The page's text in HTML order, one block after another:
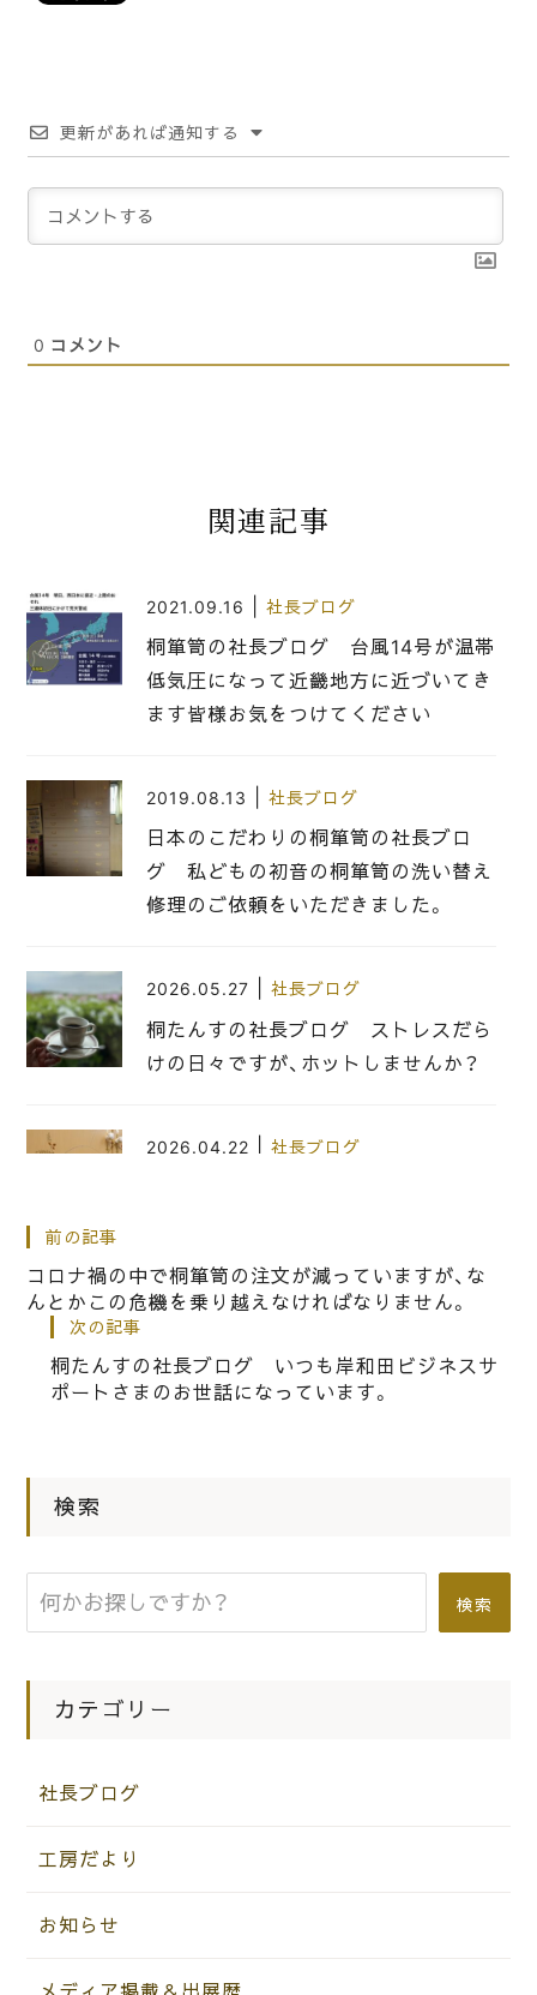
更新があれば通知する
0 コメント
関連記事
2021.09.16 社長ブログ
桐箪笥の社長ブログ 台風14号が温帯
低気圧になって近畿地方に近づいてき
ます皆様お気をつけてください
2019.08.13 社長ブログ
日本のこだわりの桐箪笥の社長ブロ
グ 私どもの初音の桐箪笥の洗い替え
修理のご依頼をいただきました。
2026.05.27 社長ブログ
桐たんすの社長ブログ ストレスだら
けの日々ですが、ホットしませんか？
2026.04.22 社長ブログ
2020.01.31|社長ブログ
の岸和田にもほんとうに家具店が無く
のカメラマンもこだわりの足袋（たび）
をはいていました。
前の記事
コロナ禍の中で桐箪笥の注文が減っていますが、な
んとかこの危機を乗り越えなければなりません。
次の記事
桐たんすの社長ブログ いつも岸和田ビジネスサ
ポートさまのお世話になっています。
検索
検索
カテゴリー
社長ブログ
工房だより
お知らせ